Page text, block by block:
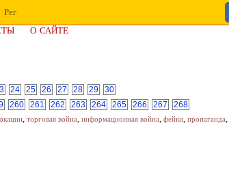
Рег
О САЙТЕ
24 25 26 27 28 29
30
260 261 262 263 264 265 266 267 268
, торговая война, информационная война, фейки, пропаганда,